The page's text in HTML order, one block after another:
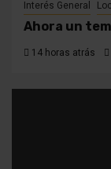
Interés General
Ahora un
14 horas atrás